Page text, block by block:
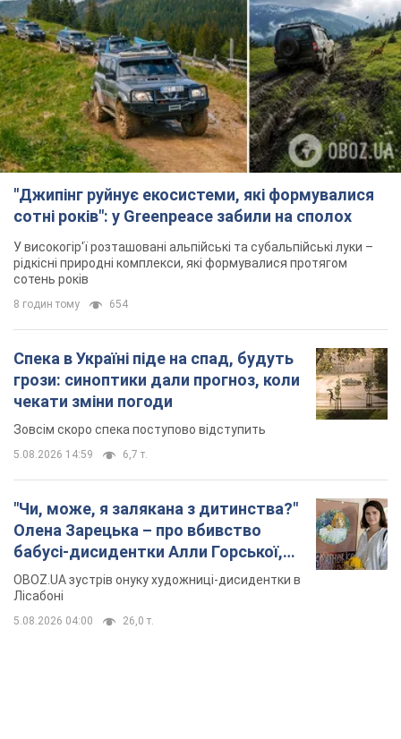
"Джипінг руйнує екосистеми, які формувалися
сотні років": у Greenpeace забили на сполох
У високогір'ї розташовані альпійські та субальпійські луки –
рідкісні природні комплекси, які формувалися протягом
сотень років
8 годин тому 654
Спека в Україні піде на спад, будуть
грози: синоптики дали прогноз, коли
чекати зміни погоди
Зовсім скоро спека поступово відступить
5.08.2026 14:59 6,7 т.
"Чи, може, я залякана з дитинства?"
Олена Зарецька – про вбивство
бабусі-дисидентки Алли Горської,
критику Дмитра Стуса та втечу в
Португалію з 5 дітьми
OBOZ.UA зустрів онуку художниці-дисидентки в
Лісабоні
5.08.2026 04:00 26,0 т.